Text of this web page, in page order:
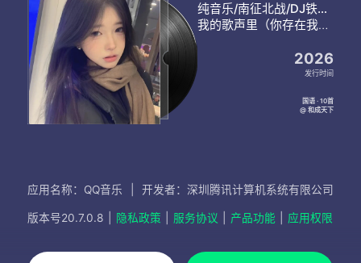
纯音乐/南征北战/DJ铁柱/我期待的不是你/宁愿当初莫相识/犟总/网络歌手/DJ/DJ阿西阿西/群星/华语群星
我的歌声里（你存在我深深的脑海里）（转场）
2026
发行时间
国语 · 10首
@ 和成天下
应用名称：QQ音乐 开发者：深圳腾讯计算机系统有限公司
版本号20.7.0.8 隐私政策 服务协议 产品功能 应用权限